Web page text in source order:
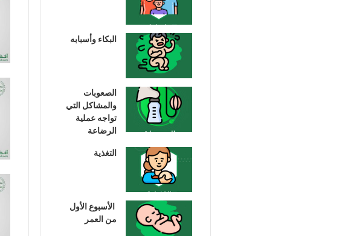
البكاء وأسبابه
الصعوبات
والمشاكل التي
تواجه عملية
الرضاعة
التغذية
الأسبوع الأول
من العمر